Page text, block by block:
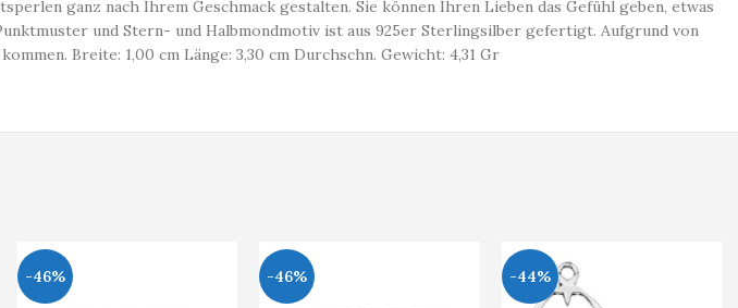
ganz nach Ihrem Geschmack gestalten. Sie können Ihren Lieben das Gefühl geben, etwas
und Stern- und Halbmondmotiv ist aus 925er Sterlingsilber gefertigt. Aufgrund von
Breite: 1,00 cm Länge: 3,30 cm Durchschn. Gewicht: 4,31 Gr
-46% -46% -44%